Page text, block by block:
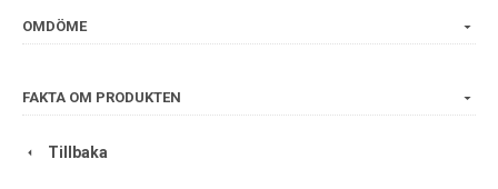
OMDÖME
FAKTA OM PRODUKTEN
Tillbaka